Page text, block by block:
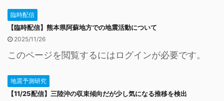
臨時配信
【臨時配信】熊本県阿蘇地方での地震活動について
2025/11/26
このページを閲覧するにはログインが必要です。
地震予測研究
【11/25配信】三陸沖の収束傾向だが少し気になる推移を検出